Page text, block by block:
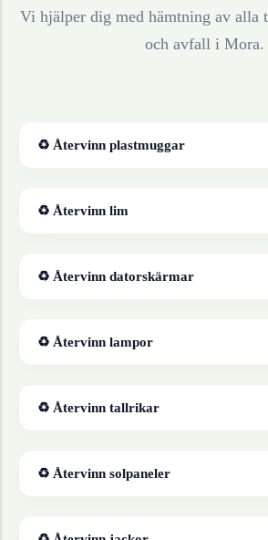
Vi hjälper dig med hämtning av alla
och avfall i Mora.
♻ Återvinn plastmuggar
♻ Återvinn lim
♻ Återvinn datorskärmar
♻ Återvinn lampor
♻ Återvinn tallrikar
♻ Återvinn solpaneler